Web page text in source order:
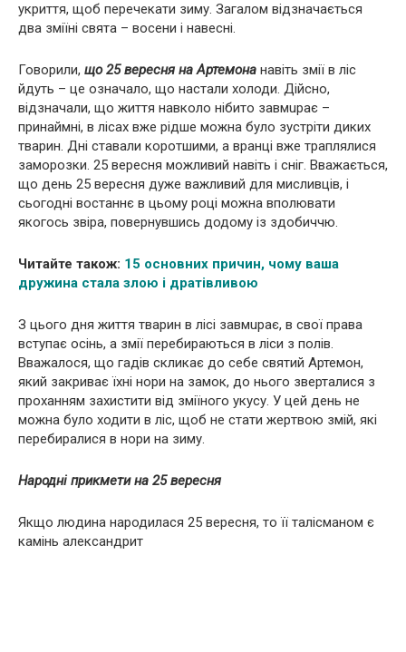
укриття, щоб перечекати зиму. Загалом відзначається
два зміїні свята – восени і навесні.
Говорили, що 25 вересня на Артемона навіть змiї в ліс
йдуть – це означало, що настали холоди. Дійсно,
відзначали, що життя навколо нібито завмuрає –
принаймні, в лісах вже рідше можна було зустріти диких
тварин. Дні ставали коротшими, а вранці вже траплялися
заморозки. 25 вересня можливий навіть і сніг. Вважається,
що день 25 вересня дуже важливий для мисливців, і
сьогодні востаннє в цьому році можна вполювати
якогось звіра, повернувшись додому із здобиччю.
Читайте також: 15 основних причин, чому ваша
дружина стала злою і дратівливою
З цього дня життя тварин в лісі завмuрає, в свої права
вступає осінь, а змії перебираються в ліси з полів.
Вважалося, що гадiв скликає до себе святий Артемон,
який закриває їхні нори на замок, до нього зверталися з
проханням захистити від зміїного укусу. У цей день не
можна було ходити в ліс, щоб не стати жеpтвою змій, які
перебиралися в нори на зиму.
Народні прикмети на 25 вересня
Якщо людина народилася 25 вересня, то її талісманом є
камінь александрит